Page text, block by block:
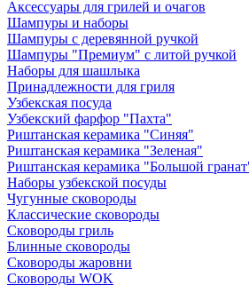
Аксессуары для грилей и очагов
Шампуры и наборы
Шампуры с деревянной ручкой
Шампуры "Премиум" с литой ручкой
Наборы для шашлыка
Принадлежности для гриля
Узбекская посуда
Узбекский фарфор "Пахта"
Риштанская керамика "Синяя"
Риштанская керамика "Зеленая"
Риштанская керамика "Большой
Наборы узбекской посуды
Чугунные сковороды
Классические сковороды
Сковороды гриль
Блинные сковороды
Сковороды жаровни
Сковороды WOK